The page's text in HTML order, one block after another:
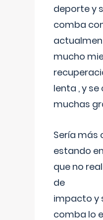
deporte y
comba
mucho
lenta , y
muchas
Sería más
estando
que no
de
impacto y
comba lo